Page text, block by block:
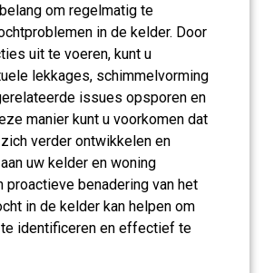
om regelmatig te
in de kelder. Door
uit te voeren, kunt u
lekkages, schimmelvorming
issues opsporen en
manier kunt u voorkomen dat
verder ontwikkelen en
uw kelder en woning
proactieve benadering van het
in de kelder kan helpen om
identificeren en effectief te